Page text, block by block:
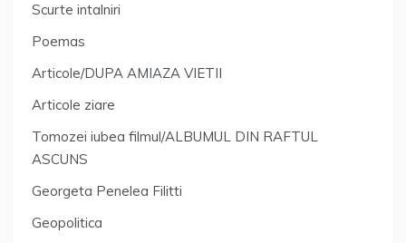
Scurte intalniri
Poemas
Articole/DUPA AMIAZA VIETII
Articole ziare
Tomozei iubea filmul/ALBUMUL DIN RAFTUL
ASCUNS
Georgeta Penelea Filitti
Geopolitica